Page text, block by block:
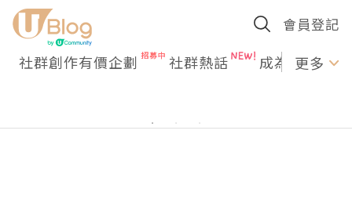
會員登記
社群創作有價企劃 社群熱話 成為U更多